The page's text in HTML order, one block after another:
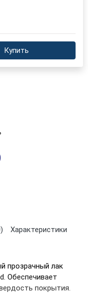
Характеристики
прозрачный лак
Обеспечивает
покрытия.
Купить